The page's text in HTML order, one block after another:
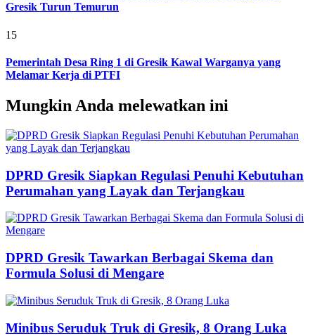
Gresik Turun Temurun
15
Pemerintah Desa Ring 1 di Gresik Kawal Warganya yang
Melamar Kerja di PTFI
Mungkin Anda melewatkan ini
DPRD Gresik Siapkan Regulasi Penuhi Kebutuhan
Perumahan yang Layak dan Terjangkau
DPRD Gresik Tawarkan Berbagai Skema dan
Formula Solusi di Mengare
Minibus Seruduk Truk di Gresik, 8 Orang Luka